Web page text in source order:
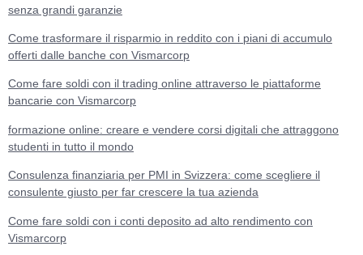
senza grandi garanzie
Come trasformare il risparmio in reddito con i piani di accumulo
offerti dalle banche con Vismarcorp
Come fare soldi con il trading online attraverso le piattaforme
bancarie con Vismarcorp
formazione online: creare e vendere corsi digitali che attraggono
studenti in tutto il mondo
Consulenza finanziaria per PMI in Svizzera: come scegliere il
consulente giusto per far crescere la tua azienda
Come fare soldi con i conti deposito ad alto rendimento con
Vismarcorp